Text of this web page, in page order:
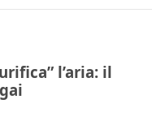
l’aria: il